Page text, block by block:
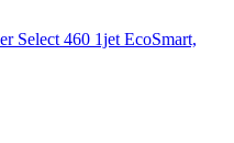
Select 460 1jet EcoSmart,